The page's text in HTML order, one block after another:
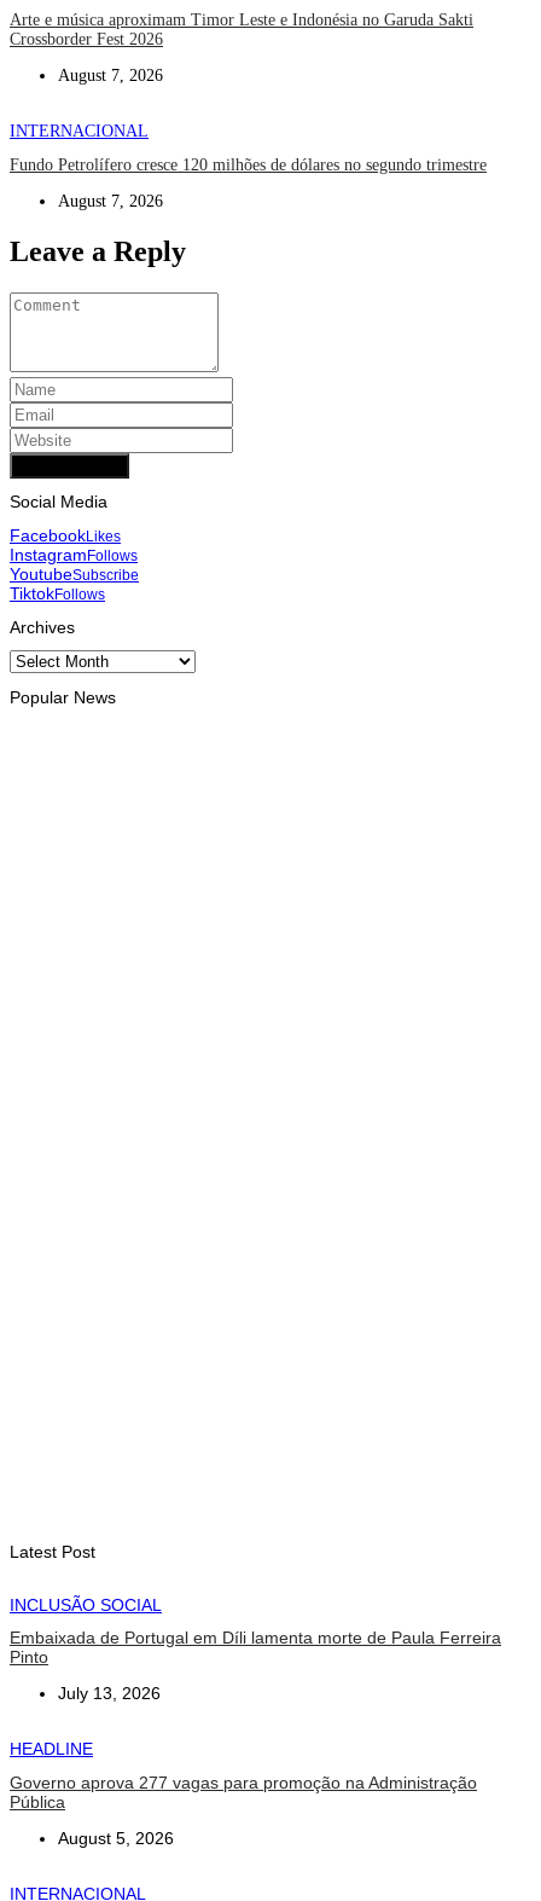
Arte e música aproximam Timor Leste e Indonésia no Garuda Sakti
Crossborder Fest 2026
August 7, 2026
INTERNACIONAL
Fundo Petrolífero cresce 120 milhões de dólares no segundo trimestre
August 7, 2026
Leave a Reply
Social Media
FacebookLikes
InstagramFollows
YoutubeSubscribe
TiktokFollows
Archives
Archives
Popular News
Latest Post
INCLUSÃO SOCIAL
Embaixada de Portugal em Díli lamenta morte de Paula Ferreira
Pinto
July 13, 2026
HEADLINE
Governo aprova 277 vagas para promoção na Administração
Pública
August 5, 2026
INTERNACIONAL